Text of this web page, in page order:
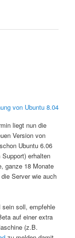
liegt nun die
Version von
Ubuntu 6.06
Support) erhalten
ganze 18 Monate
Server wie auch
sein soll, empfehle
auf einer extra
(z.B.